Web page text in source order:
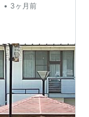
• 3ヶ月前